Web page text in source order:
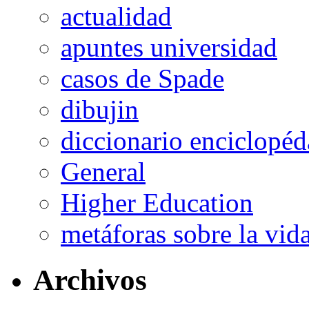
actualidad
apuntes universidad
casos de Spade
dibujin
diccionario
General
Higher Education
metáforas sobre la
Archivos